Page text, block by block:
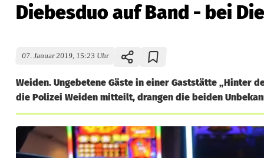
Diebesduo auf Band - bei
07. Januar 2019, 15:23 Uhr
Weiden. Ungebetene Gäste in einer Gaststätte „Hinter
die Polizei Weiden mitteilt, drangen die beiden